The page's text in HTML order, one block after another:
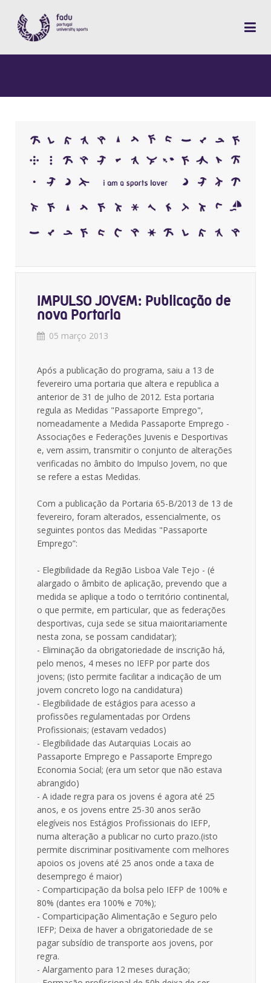
IMPULSO JOVEM: Publicação de
nova Portaria
05 março 2013
Após a publicação do programa, saiu a 13 de
fevereiro uma portaria que altera e republica a
anterior de 31 de julho de 2012. Esta portaria
regula as Medidas "Passaporte Emprego",
nomeadamente a Medida Passaporte Emprego -
Associações e Federações Juvenis e Desportivas
e, vem assim, transmitir o conjunto de alterações
verificadas no âmbito do Impulso Jovem, no que
se refere a estas Medidas.
Com a publicação da Portaria 65-B/2013 de 13 de
fevereiro, foram alterados, essencialmente, os
seguintes pontos das Medidas "Passaporte
Emprego”:
- Elegibilidade da Região Lisboa Vale Tejo - (é
alargado o âmbito de aplicação, prevendo que a
medida se aplique a todo o território continental,
o que permite, em particular, que as federações
desportivas, cuja sede se situa maioritariamente
nesta zona, se possam candidatar);
- Eliminação da obrigatoriedade de inscrição há,
pelo menos, 4 meses no IEFP por parte dos
jovens; (isto permite facilitar a indicação de um
jovem concreto logo na candidatura)
- Elegibilidade de estágios para acesso a
profissões regulamentadas por Ordens
Profissionais; (estavam vedados)
- Elegibilidade das Autarquias Locais ao
Passaporte Emprego e Passaporte Emprego
Economia Social; (era um setor que não estava
abrangido)
- A idade regra para os jovens é agora até 25
anos, e os jovens entre 25-30 anos serão
elegíveis nos Estágios Profissionais do IEFP,
numa alteração a publicar no curto prazo.(isto
permite discriminar positivamente com melhores
apoios os jovens até 25 anos onde a taxa de
desemprego é maior)
- Comparticipação da bolsa pelo IEFP de 100% e
80% (dantes era 100% e 70%);
- Comparticipação Alimentação e Seguro pelo
IEFP; Deixa de haver a obrigatoriedade de se
pagar subsídio de transporte aos jovens, por
regra.
- Alargamento para 12 meses duração;